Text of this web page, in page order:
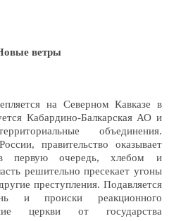
ветры
на Северном Кавказе в
Кабардино-Балкарская АО и
объединения.
правительство оказывает
первую очередь, хлебом и
решительно пресекает угоны
преступления. Подавляется
и происки реакционного
церкви от государства